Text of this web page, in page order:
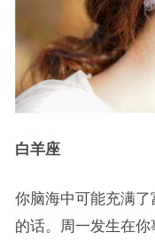
白羊座
你脑海中可能充满
的话。周一发生在